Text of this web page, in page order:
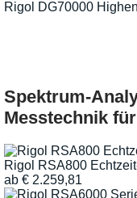
Rigol DG70000
Spektrum-
Messtechnik
Rigol RSA800
ab € 2.259,81